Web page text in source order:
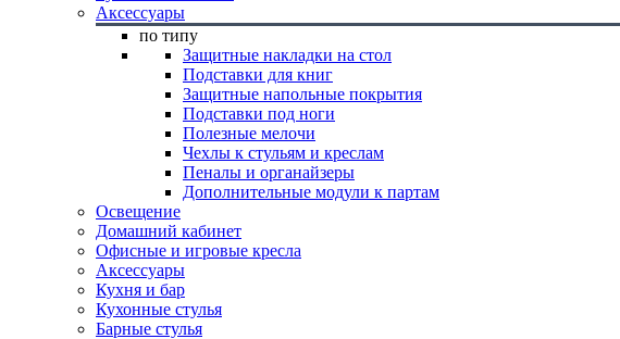
Аксессуары
по типу
Защитные накладки на стол
Подставки для книг
Защитные напольные покрытия
Подставки под ноги
Полезные мелочи
Чехлы к стульям и креслам
Пеналы и органайзеры
Дополнительные модули к партам
Освещение
Домашний кабинет
Офисные и игровые кресла
Аксессуары
Кухня и бар
Кухонные стулья
Барные стулья